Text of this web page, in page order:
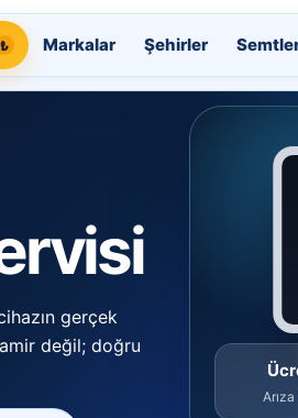
Markalar Şehirler
gerçek
değil; doğru